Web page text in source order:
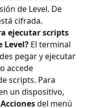
de Level. De
cifrada.
ejecutar scripts
Level? El terminal
pegar y ejecutar
accede
scripts. Para
un dispositivo,
Acciones del menú